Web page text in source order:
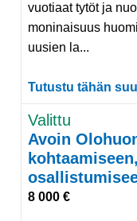
vuotiaat tytöt ja
moninaisuus
uusien la...
Tutustu tähän
Valittu
Avoin
8 000 €